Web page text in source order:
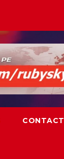
CONTACT